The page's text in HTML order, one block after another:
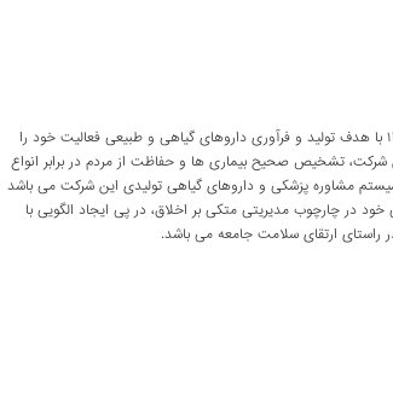
شرکت تحقیقاتی پارسی طب از سال ۱۳۹۱ با هدف تولید و فرآوری داروهای گیاهی و طبیعی فعالیت خود را
شرکت، تشخیص صحیح بیماری ها و حفاظت از مردم در برابر انواع
مشاوره پزشکی و داروهای گیاهی تولیدی این شرکت می باشد
در چارچوب مدیریتی متکی بر اخلاق، در پی ایجاد الگویی با
ارتقای سلامت جامعه می باشد.